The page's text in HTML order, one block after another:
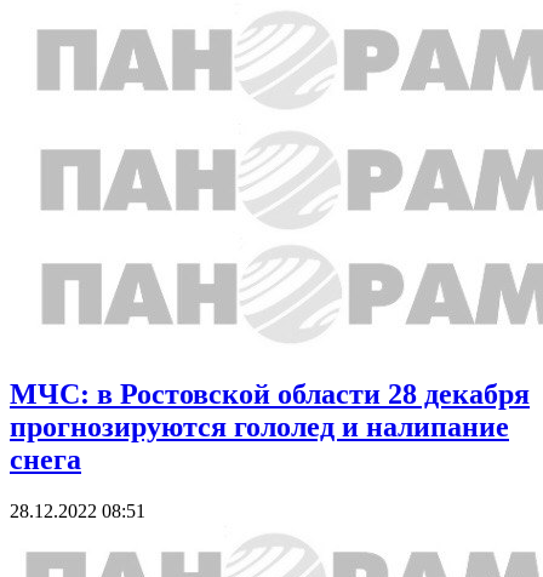
МЧС: в Ростовской области 28 декабря
прогнозируются гололед и налипание
снега
28.12.2022 08:51